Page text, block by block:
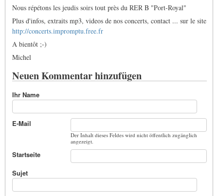
Nous répétons les jeudis soirs tout près du RER B "Port-Royal"
Plus d'infos, extraits mp3, videos de nos concerts, contact ... sur le site
http://concerts.impromptu.free.fr
A bientôt ;-)
Michel
Neuen Kommentar hinzufügen
Ihr Name
E-Mail
Der Inhalt dieses Feldes wird nicht öffentlich zugänglich
angezeigt.
Startseite
Sujet